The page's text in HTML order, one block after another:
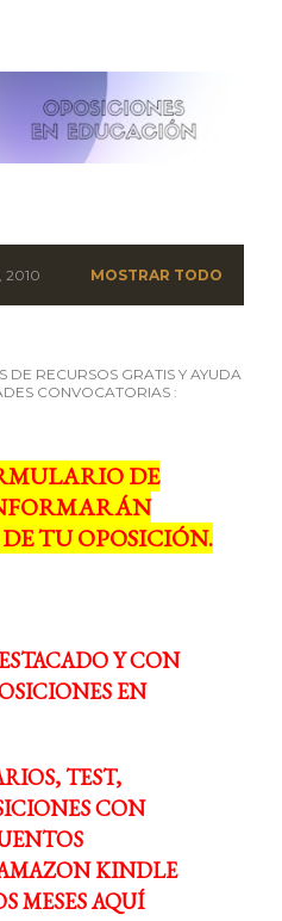
2010 MOSTRAR TODO
RECURSOS GRATIS Y AYUDA
CONVOCATORIAS :
DE
TU OPOSICIÓN.
Y CON
EN
TEST,
CON
KINDLE
MESES AQUÍ